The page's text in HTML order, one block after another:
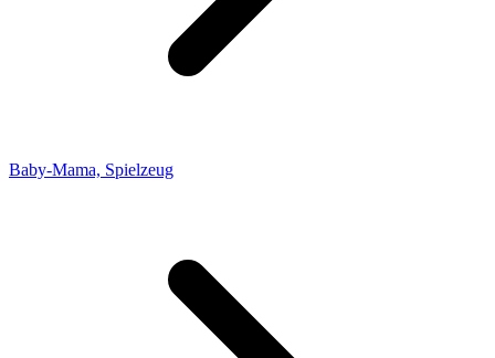
Baby-Mama, Spielzeug